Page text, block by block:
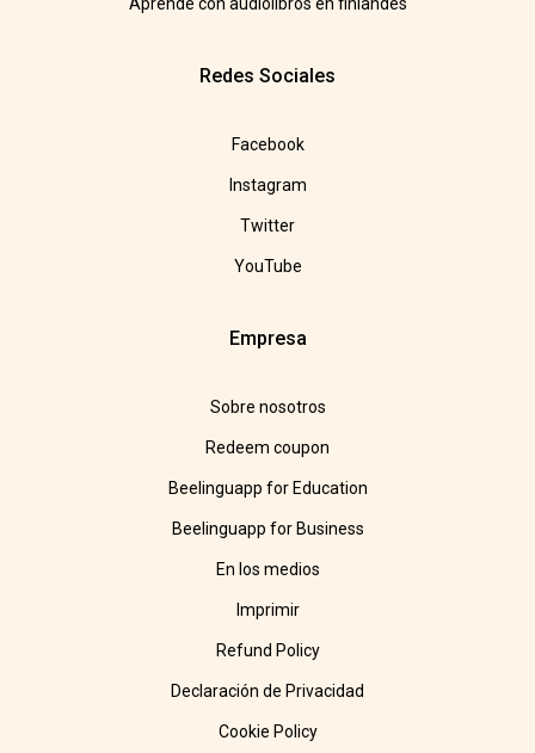
Redes Sociales
Facebook
Instagram
Twitter
YouTube
Empresa
Sobre nosotros
Redeem coupon
Beelinguapp for Education
Beelinguapp for Business
En los medios
Imprimir
Refund Policy
Declaración de Privacidad
Cookie Policy